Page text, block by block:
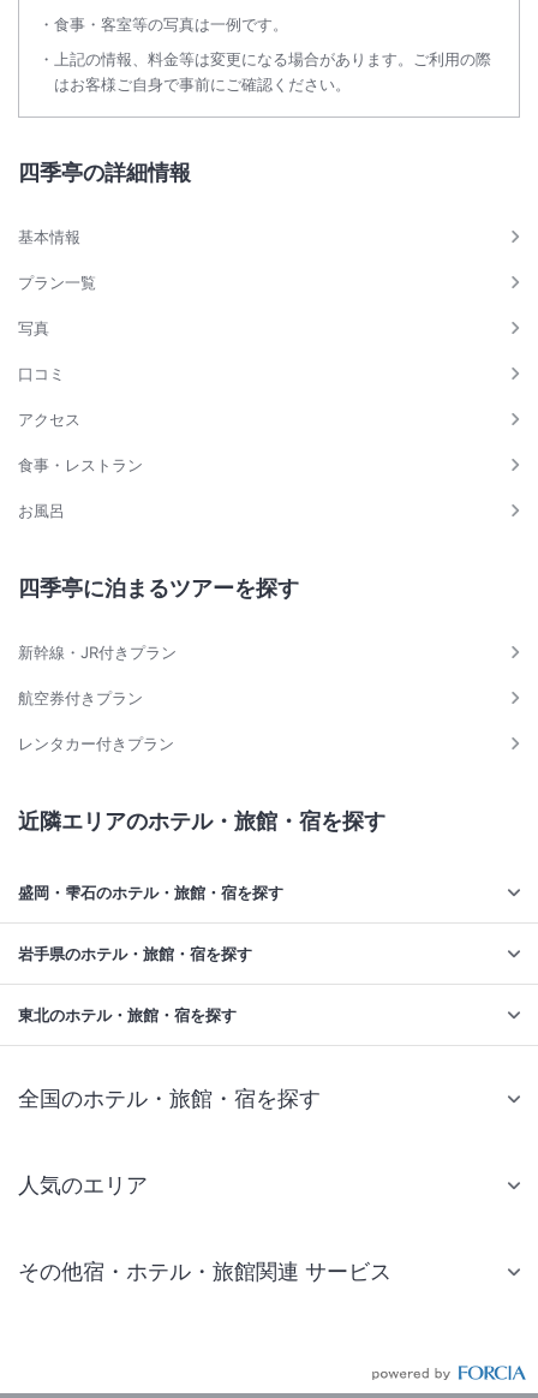
食事・客室等の写真は一例です。
上記の情報、料金等は変更になる場合があります。ご利用の際
はお客様ご自身で事前にご確認ください。
四季亭の詳細情報
基本情報
プラン一覧
写真
口コミ
アクセス
食事・レストラン
お風呂
四季亭に泊まるツアーを探す
新幹線・JR付きプラン
航空券付きプラン
レンタカー付きプラン
近隣エリアのホテル・旅館・宿を探す
盛岡・雫石のホテル・旅館・宿を探す
岩手県のホテル・旅館・宿を探す
東北のホテル・旅館・宿を探す
全国のホテル・旅館・宿を探す
人気のエリア
仙台 ホテル
その他宿・ホテル・旅館関連 サービス